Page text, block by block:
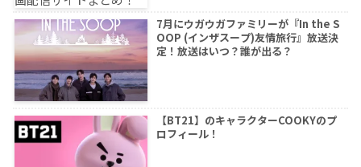
7月にウガウガファミリーが『In the S
OOP (インザスープ)友情旅行』放送決
定！放送はいつ？誰が出る？
【BT21】のキャラクターCOOKYのプ
ロフィール！